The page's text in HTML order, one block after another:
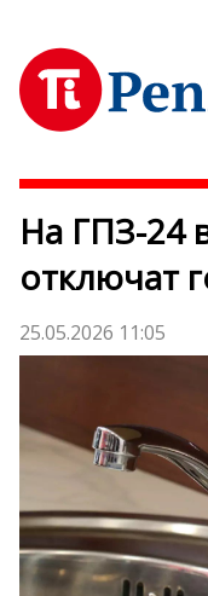
На ГПЗ-24
отключат
25.05.2026 11:05